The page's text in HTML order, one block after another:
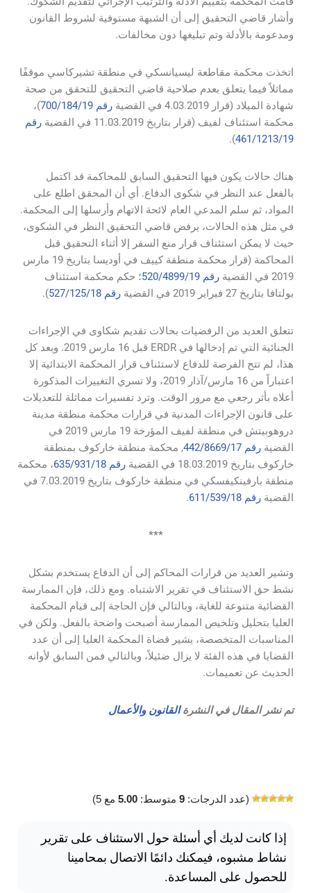
وأشار قاضي التحقيق إلى أن الشبهة مستوفية لشروط القانون
ومدعومة بالأدلة وتم تبليغها دون مخالفات.
اتخذت محكمة مقاطعة ليسيانسكي في منطقة تشيركاسي موقفًا
مماثلاً فيما يتعلق بعدم صلاحية قاضي التحقيق للتحقق من صحة
شهادة الميلاد (قرار 4.03.2019 في القضية
رقم 700/184/19
)،
محكمة استئناف لفيف (قرار بتاريخ 11.03.2019 في القضية
رقم
461/1213/19
).
هناك حالات يكون فيها التحقيق السابق للمحاكمة قد اكتمل
بالفعل عند النظر في شكوى الدفاع. أي أن المحقق اطلع على
المواد، ثم سلم المدعي العام لائحة الاتهام وأرسلها إلى المحكمة.
في مثل هذه الحالات، يرفض قاضي التحقيق النظر في الشكوى،
حيث لا يمكن استئناف قرار منع السفر إلا أثناء التحقيق قبل
المحاكمة (قرار محكمة منطقة كييف في أوديسا بتاريخ 19 مارس
2019 في القضية
رقم 520/4899/19
؛ حكم محكمة استئناف
بولتافا بتاريخ 27 فبراير 2019 في القضية
رقم 527/125/18 ).
تتعلق العديد من الرفضيات بحالات تقديم شكاوى في الإجراءات
الجنائية التي تم إدخالها في ERDR قبل 16 مارس 2019. وبعد كل
هذا، لم تتح الفرصة للدفاع لاستئناف قرار المحكمة الابتدائية إلا
اعتباراً من 16 مارس/آذار 2019، ولا تسري التغييرات المذكورة
أعلاه بأثر رجعي مع مرور الوقت. وترد تفسيرات مماثلة للتعديلات
على قانون الإجراءات المدنية في قرارات محكمة منطقة مدينة
دروهوبيتش في منطقة لفيف المؤرخة 19 مارس 2019 في
القضية رقم 442/8669/17
, محكمة منطقة خاركوف بمنطقة
خاركوف بتاريخ 18.03.2019 في القضية
رقم 635/931/18
، محكمة
منطقة بارفينكيفسكي في منطقة خاركوف بتاريخ 7.03.2019 في
القضية رقم 611/539/18 .
***
وتشير العديد من قرارات المحاكم إلى أن الدفاع يستخدم بشكل
نشط حق الاستئناف في تقرير الاشتباه. ومع ذلك، فإن الممارسة
القضائية متنوعة للغاية، وبالتالي فإن الحاجة إلى قيام المحكمة
العليا بتحليل وتلخيص الممارسة أصبحت واضحة بالفعل. ولكن في
المناسبات المتخصصة، يشير قضاة المحكمة العليا إلى أن عدد
القضايا في هذه الفئة لا يزال ضئيلاً، وبالتالي فمن السابق لأوانه
الحديث عن تعميمات.
تم نشر المقال في النشرةالقانون والأعمال
(عدد الدرجات: 9 متوسط: 5.00 مع 5)
إذا كانت لديك أي أسئلة حول الاستئناف على تقرير
نشاط مشبوه، فيمكنك دائمًا الاتصال بمحامينا
للحصول على المساعدة.